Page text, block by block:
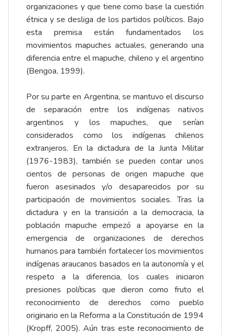
organizaciones y que tiene como base la cuestión
étnica y se desliga de los partidos políticos. Bajo
esta premisa están fundamentados los
movimientos mapuches actuales, generando una
diferencia entre el mapuche, chileno y el argentino
(Bengoa, 1999).
Por su parte en Argentina, se mantuvo el discurso
de separación entre los indígenas nativos
argentinos y los mapuches, que serían
considerados como los indígenas chilenos
extranjeros. En la dictadura de la Junta Militar
(1976-1983), también se pueden contar unos
cientos de personas de origen mapuche que
fueron asesinados y/o desaparecidos por su
participación de movimientos sociales. Tras la
dictadura y en la transición a la democracia, la
población mapuche empezó a apoyarse en la
emergencia de organizaciones de derechos
humanos para también fortalecer los movimientos
indígenas araucanos basados en la autonomía y el
respeto a la diferencia, los cuales iniciaron
presiones políticas que dieron como fruto el
reconocimiento de derechos como pueblo
originario en la Reforma a la Constitución de 1994
(Kropff, 2005). Aún tras este reconocimiento de